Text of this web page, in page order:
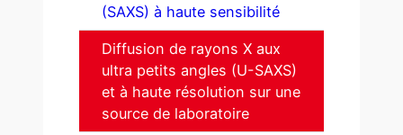
(SAXS) à haute sensibilité
Diffusion de rayons X aux
ultra petits angles (U-SAXS)
et à haute résolution sur une
source de laboratoire